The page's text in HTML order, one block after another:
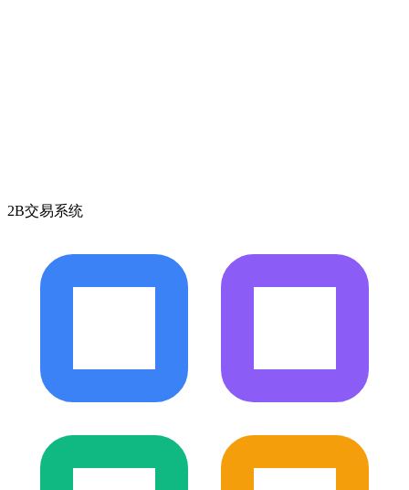
2B交易系统